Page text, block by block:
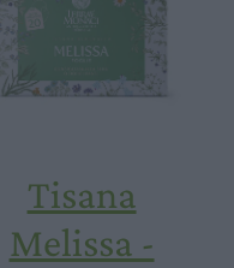
Tisana
Melissa -